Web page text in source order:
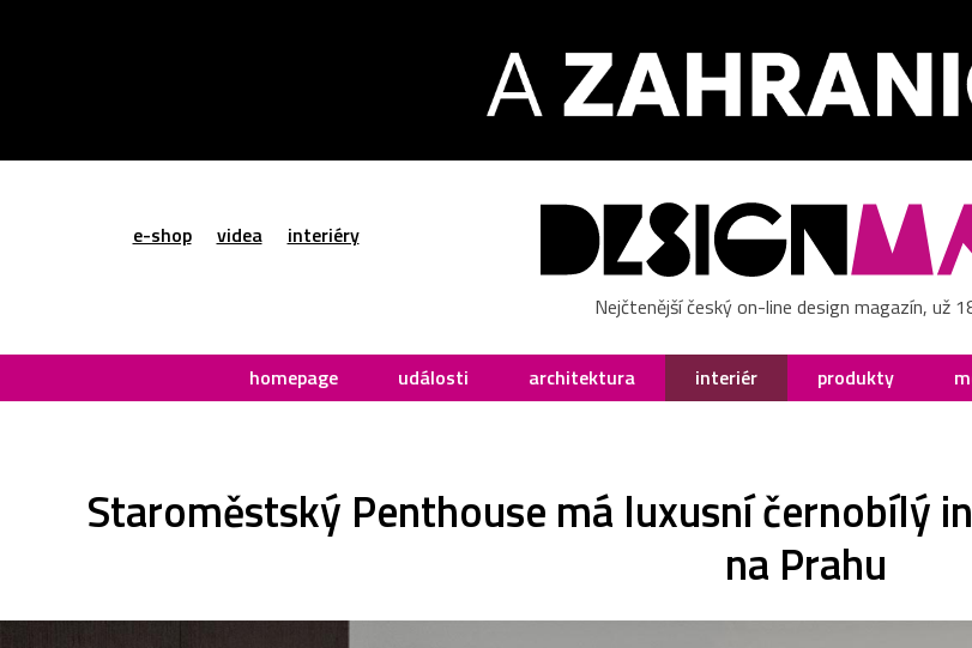
e-shop videa interiéry
Nejčtenější český on-line design magazín, už
homepage události architektura interiér produkty
Staroměstský Penthouse má luxusní černobílý
na Prahu